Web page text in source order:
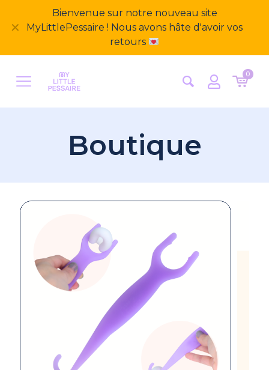
Bienvenue sur notre nouveau site
MyLittlePessaire ! Nous avons hâte d'avoir vos
retours
✕
0
Boutique